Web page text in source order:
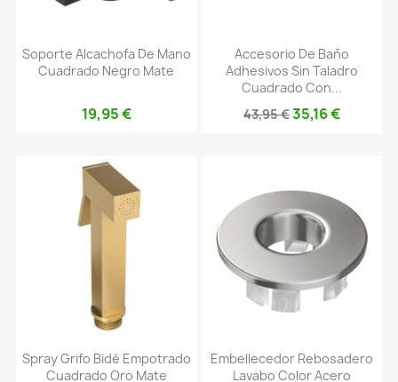
Soporte Alcachofa De Mano
Cuadrado Negro Mate
19,95 €
Accesorio De Baño
Adhesivos Sin Taladro
Cuadrado Con...
43,95 €35,16 €
Spray Grifo Bidé Empotrado
Cuadrado Oro Mate
Embellecedor Rebosadero
Lavabo Color Acero